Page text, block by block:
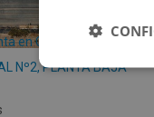
en CL EDIFICIO
Nº2, PLANTA BAJA